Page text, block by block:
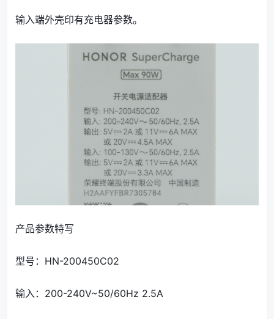
输入端外壳印有充电器参数。
产品参数特写
型号：HN-200450C02
输入：200-240V~50/60Hz 2.5A